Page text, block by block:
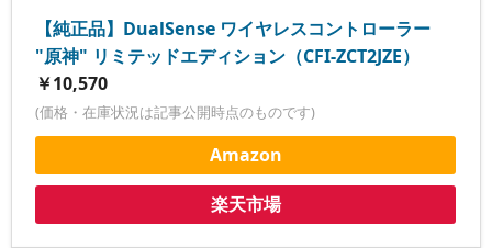
【純正品】DualSense ワイヤレスコントローラー
"原神" リミテッドエディション（CFI-ZCT2JZE）
￥10,570
(価格・在庫状況は記事公開時点のものです)
Amazon
楽天市場